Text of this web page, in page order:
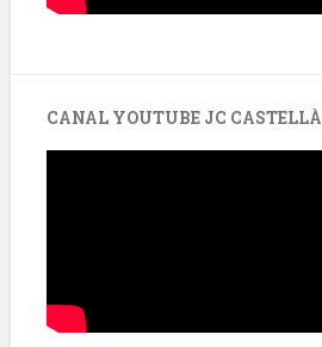
CANAL YOUTUBE JC CASTELLÀ